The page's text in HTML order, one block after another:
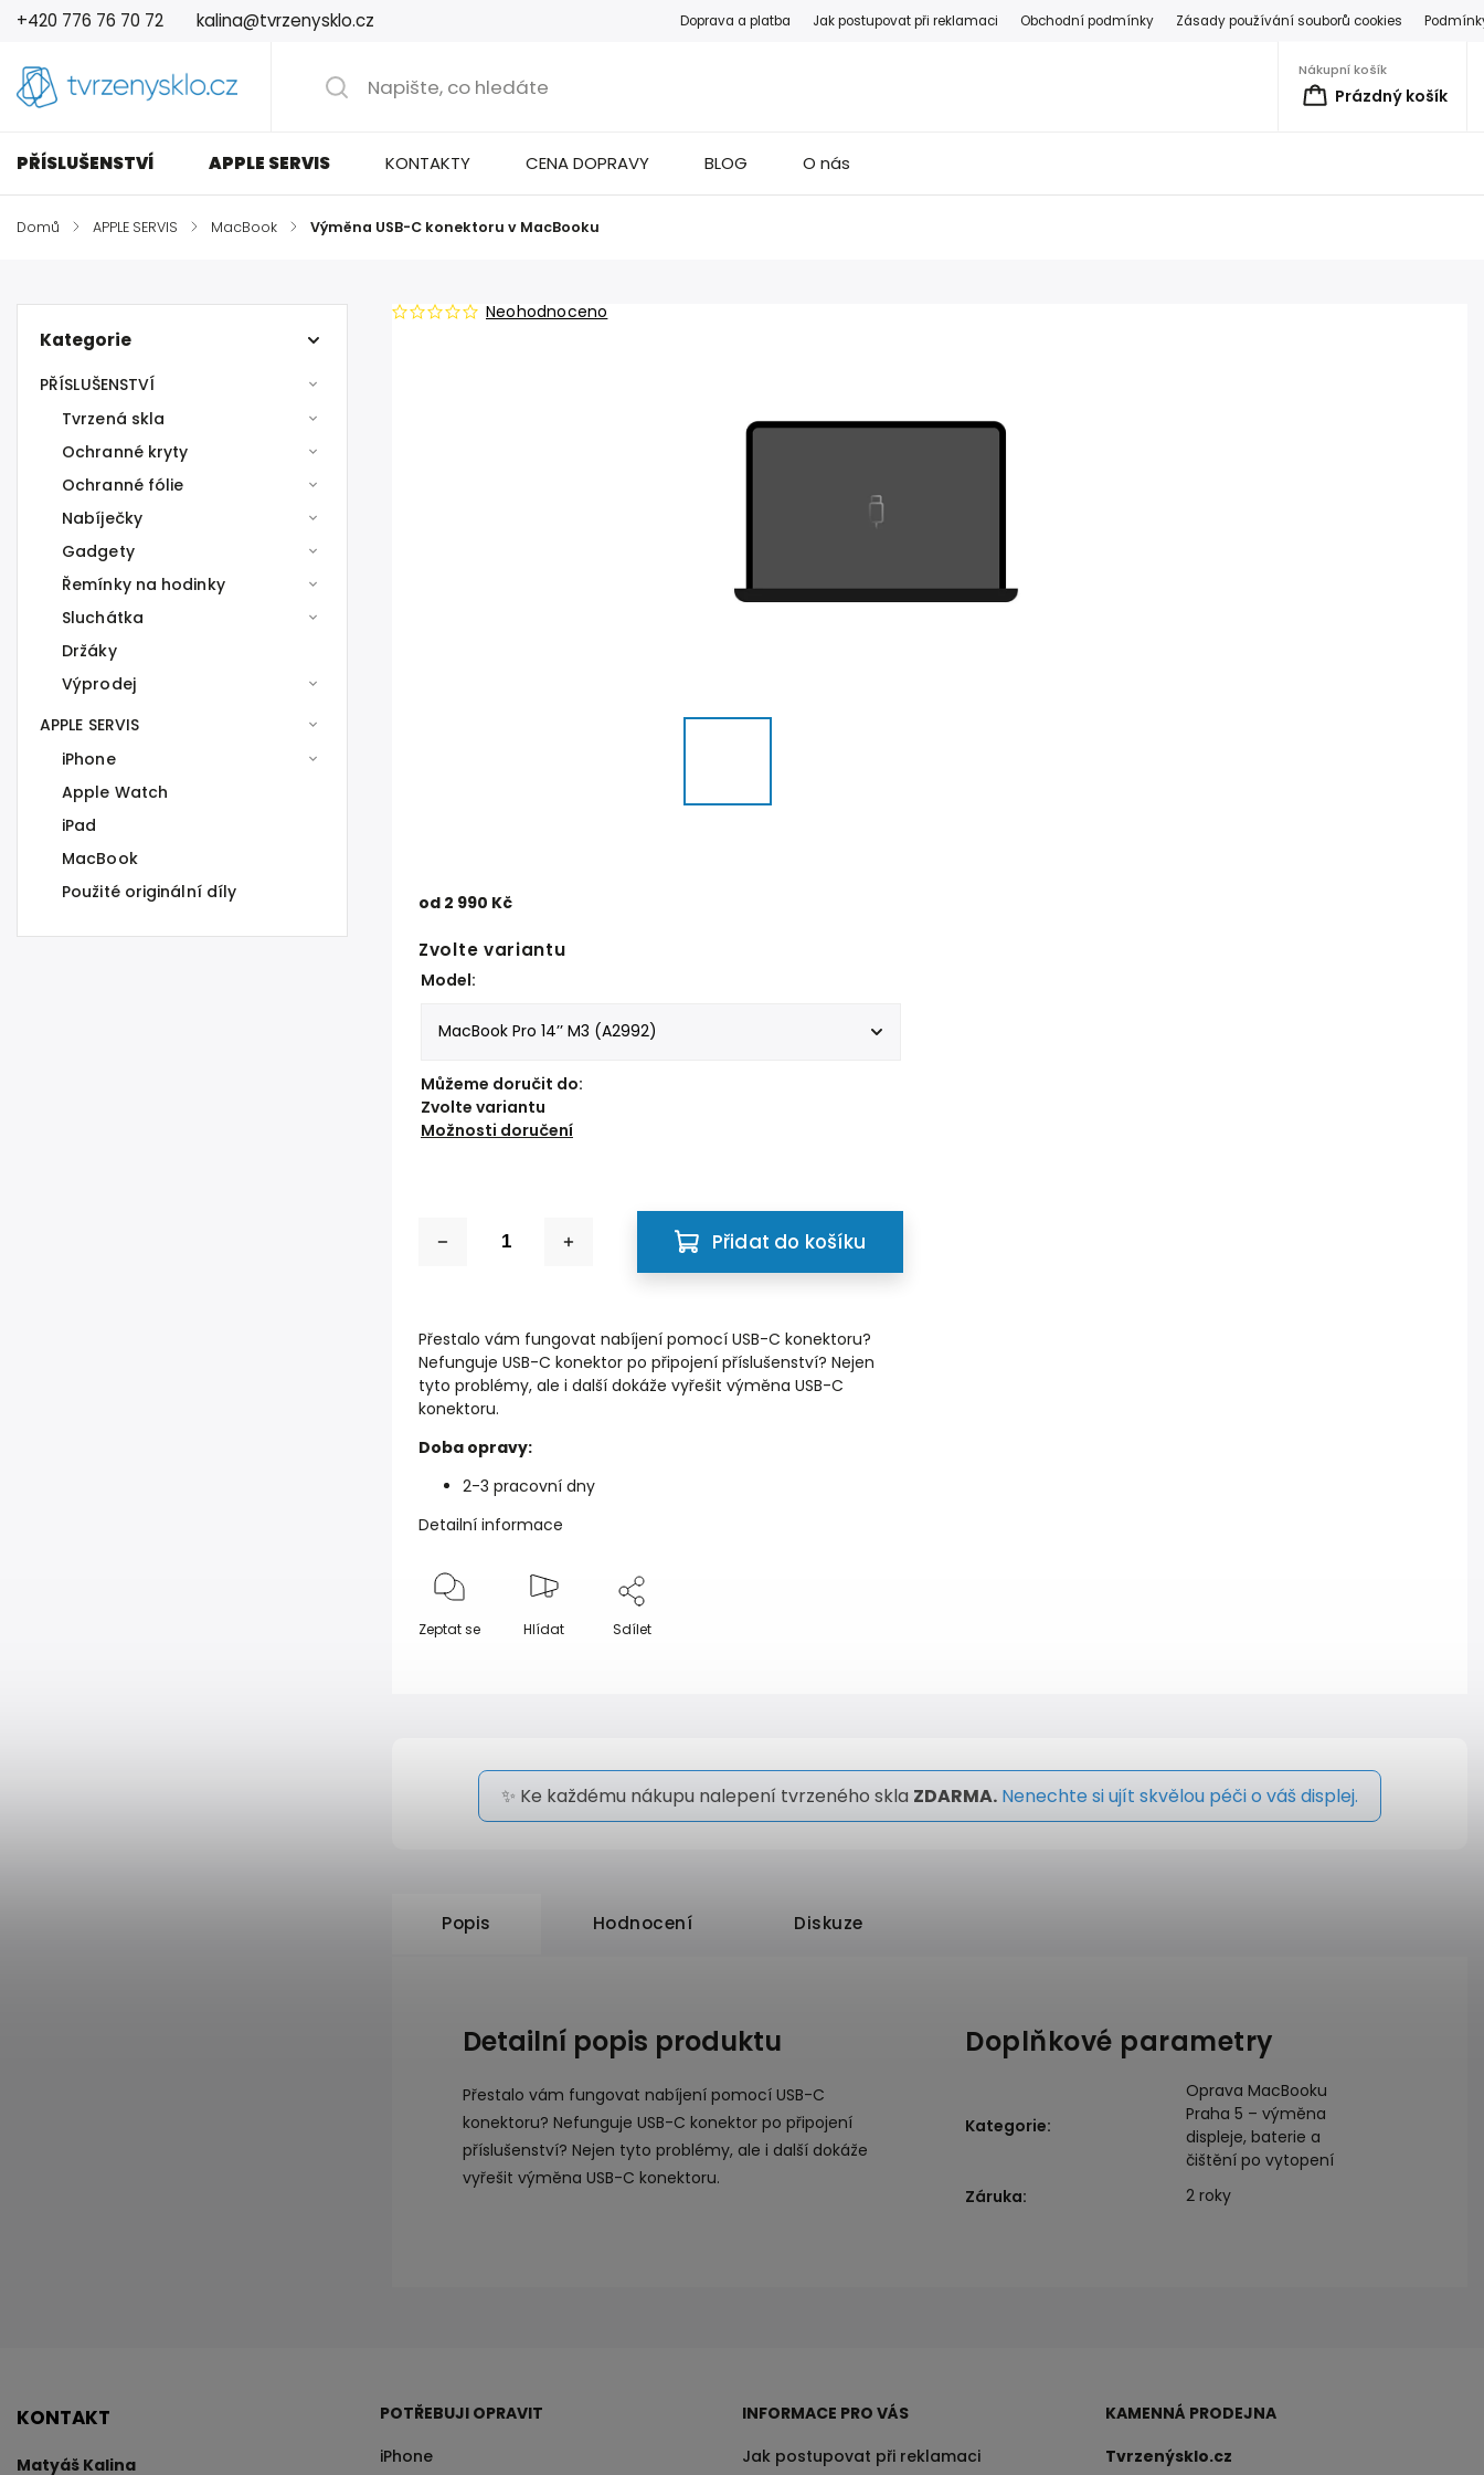
+420 776 76 70 72 kalina@tvrzenysklo.cz Doprava a platba Jak postupovat při reklamaci Obchodní podmínky Zásady používání souborů cookies
Nákupní košík
Prázdný košík
PŘÍSLUŠENSTVÍ APPLE SERVIS KONTAKTY CENA DOPRAVY BLOG O nás
Domů / APPLE SERVIS / MacBook / Výměna USB-C konektoru v MacBooku
Kategorie
PŘÍSLUŠENSTVÍ
Tvrzená skla
Ochranné kryty
Ochranné fólie
Nabíječky
Gadgety
Řemínky na hodinky
Sluchátka
Držáky
Výprodej
APPLE SERVIS
iPhone
Apple Watch
iPad
MacBook
Použité originální díly
Neohodnoceno
od 2 990 Kč
Zvolte variantu
Model:
Můžeme doručit do:
Zvolte variantu
Možnosti doručení
Přidat do košíku
Přestalo vám fungovat nabíjení pomocí USB-C konektoru?
Nefunguje USB-C konektor po připojení příslušenství? Nejen
tyto problémy, ale i další dokáže vyřešit výměna USB-C
konektoru.
Doba opravy:
2-3 pracovní dny
Detailní informace
Zeptat se Hlídat Sdílet
✨ Ke každému nákupu nalepení tvrzeného skla ZDARMA. Nenechte si ujít skvělou péči o váš displej.
Popis Hodnocení Diskuze
Detailní popis produktu
Přestalo vám fungovat nabíjení pomocí USB-C
konektoru? Nefunguje USB-C konektor po připojení
příslušenství? Nejen tyto problémy, ale i další dokáže
vyřešit výměna USB-C konektoru.
Doplňkové parametry
Kategorie:
Oprava MacBooku
Praha 5 – výměna
displeje, baterie a
čištění po vytopení
Záruka: 2 roky
KONTAKT
Matyáš Kalina
POTŘEBUJI OPRAVIT
iPhone
INFORMACE PRO VÁS
Jak postupovat při reklamaci
KAMENNÁ PRODEJNA
Tvrzenýsklo.cz